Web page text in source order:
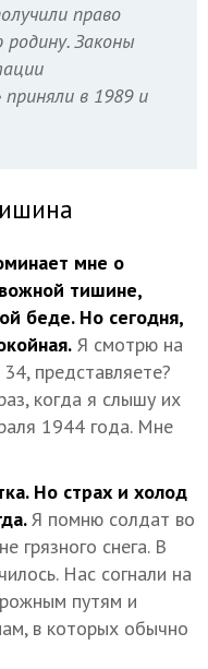
право
Законы
приняли в 1989 и
мне о
тишине,
беде. Но сегодня,
Я смотрю на
представляете?
когда я слышу их
1944 года. Мне
Но страх и холод
Я помню солдат во
грязного снега. В
Нас согнали на
путям и
в которых обычно